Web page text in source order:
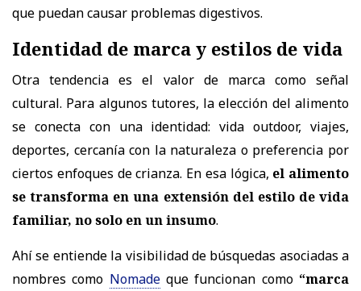
que puedan causar problemas digestivos.
Identidad de marca y estilos de vida
Otra tendencia es el valor de marca como señal
cultural. Para algunos tutores, la elección del alimento
se conecta con una identidad: vida outdoor, viajes,
deportes, cercanía con la naturaleza o preferencia por
ciertos enfoques de crianza. En esa lógica, el alimento
se transforma en una extensión del estilo de vida
familiar, no solo en un insumo.
Ahí se entiende la visibilidad de búsquedas asociadas a
nombres como Nomadeque funcionan como “marca